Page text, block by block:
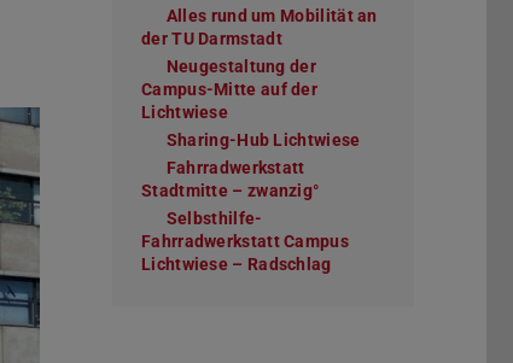
Alles rund um Mobilität an
der TU Darmstadt
Neugestaltung der
Campus-Mitte auf der
Lichtwiese
Sharing-Hub Lichtwiese
Fahrradwerkstatt
Stadtmitte – zwanzig°
Selbsthilfe-
Fahrradwerkstatt Campus
Lichtwiese – Radschlag